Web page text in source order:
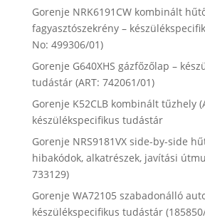
Gorenje NRK6191CW kombinált
fagyasztószekrény –
No: 499306/01)
Gorenje G640XHS gázfőzőlap –
tudástár (ART: 742061/01)
Gorenje K52CLB kombinált tűzhely
készülékspecifikus tudástár
Gorenje NRS9181VX side-by-side
hibakódok, alkatrészek, javítási
733129)
Gorenje WA72105 szabadonálló
készülékspecifikus tudástár